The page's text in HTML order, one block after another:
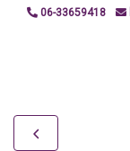
06-33659418